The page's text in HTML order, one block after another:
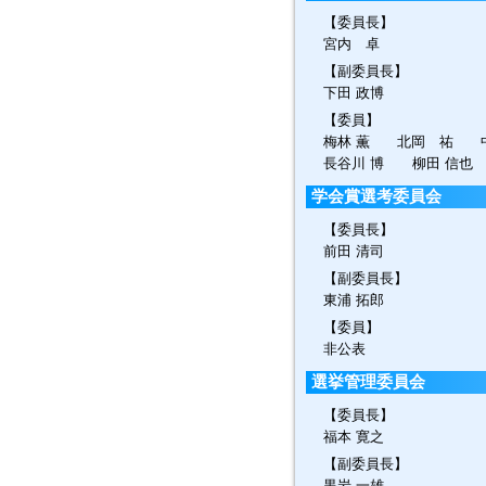
【委員長】
宮内 卓
【副委員長】
下田 政博
【委員】
梅林 薫 北岡 祐 中
長谷川 博 柳田 信也
学会賞選考委員会
【委員長】
前田 清司
【副委員長】
東浦 拓郎
【委員】
非公表
選挙管理委員会
【委員長】
福本 寛之
【副委員長】